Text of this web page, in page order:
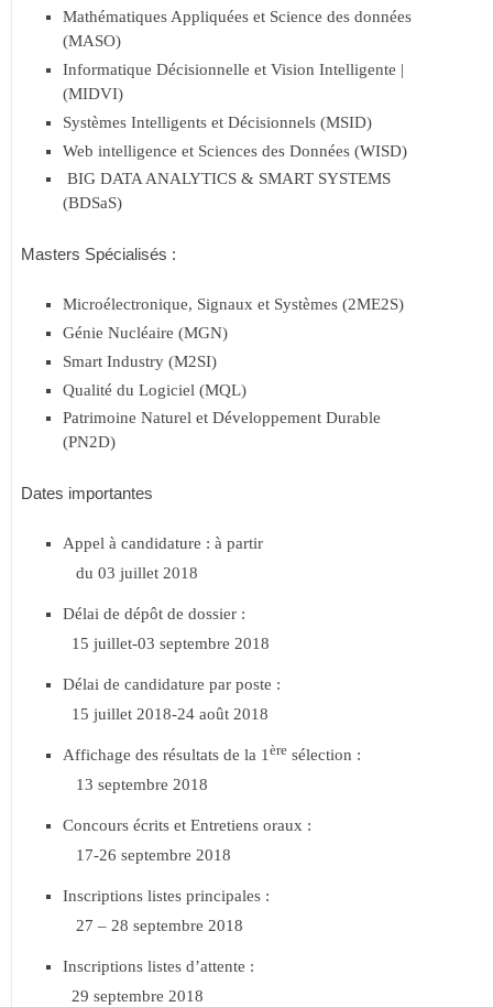
Mathématiques Appliquées et Science des données
(MASO)
Informatique Décisionnelle et Vision Intelligente |
(MIDVI)
Systèmes Intelligents et Décisionnels (MSID)
Web intelligence et Sciences des Données (WISD)
BIG DATA ANALYTICS & SMART SYSTEMS
(BDSaS)
Masters Spécialisés :
Microélectronique, Signaux et Systèmes (2ME2S)
Génie Nucléaire (MGN)
Smart Industry (M2SI)
Qualité du Logiciel (MQL)
Patrimoine Naturel et Développement Durable
(PN2D)
Dates importantes
Appel à candidature : à partir
du 03 juillet 2018
Délai de dépôt de dossier :
15 juillet-03 septembre 2018
Délai de candidature par poste :
15 juillet 2018-24 août 2018
Affichage des résultats de la 1èresélection :
13 septembre 2018
Concours écrits et Entretiens oraux :
17-26 septembre 2018
Inscriptions listes principales :
27 – 28 septembre 2018
Inscriptions listes d’attente :
29 septembre 2018